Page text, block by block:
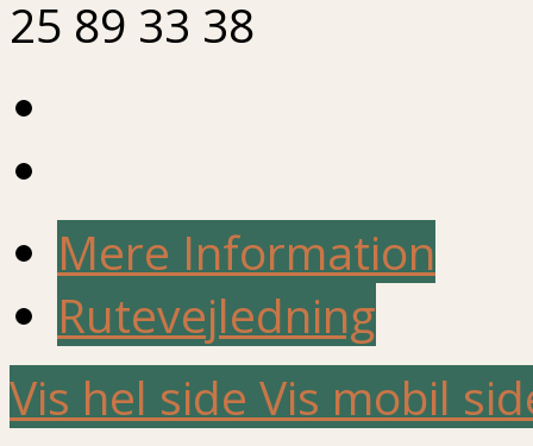
25 89 33 38
Mere Information
Rutevejledning
Vis hel side Vis mobil